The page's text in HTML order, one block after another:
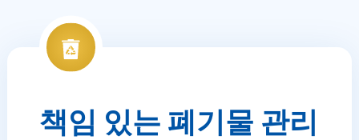
책임 있는 폐기물 관리